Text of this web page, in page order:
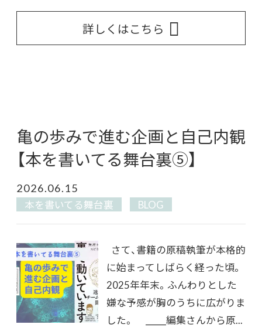
詳しくはこちら
亀の歩みで進む企画と自己内観
【本を書いてる舞台裏⑤】
2026.06.15
本を書いてる舞台裏 BLOG
さて、書籍の原稿執筆が本格的
に始まってしばらく経った頃。
2025年年末。ふんわりとした
嫌な予感が胸のうちに広がりま
した。 _____編集さんから原...